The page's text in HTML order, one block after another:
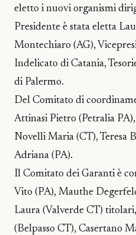
eletto i nuovi organismi
Presidente è stata eletta
Montechiaro (AG),
Indelicato di Catania,
di Palermo.
Del Comitato di
Attinasi Pietro (Petralia
Novelli Maria (CT), Teresa
Adriana (PA).
Il Comitato dei Garanti è
Vito (PA), Mauthe
Laura (Valverde CT)
(Belpasso CT), Casertano